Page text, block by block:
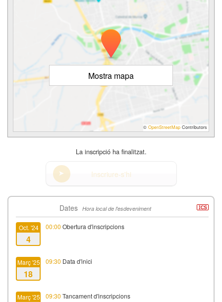
Mostra mapa
© OpenStreetMap Contributors
La inscripció ha finalitzat.
Inscriure-s'hi
Dates Hora local de l'esdeveniment
Oct. '24
4
00:00 Obertura d'inscripcions
Març '25
18
09:30 Data d'inici
Març '25 09:30 Tancament d'inscripcions